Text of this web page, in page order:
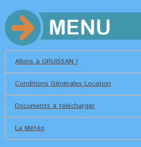
Allons à GRUISSAN !
Conditions Générales Location
Documents à télécharger
La Météo